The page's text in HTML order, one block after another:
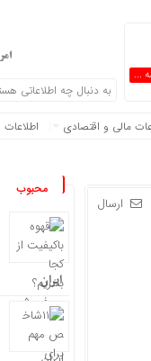
...
مالی و اقتصادی
ارسال
محبوب
ایران